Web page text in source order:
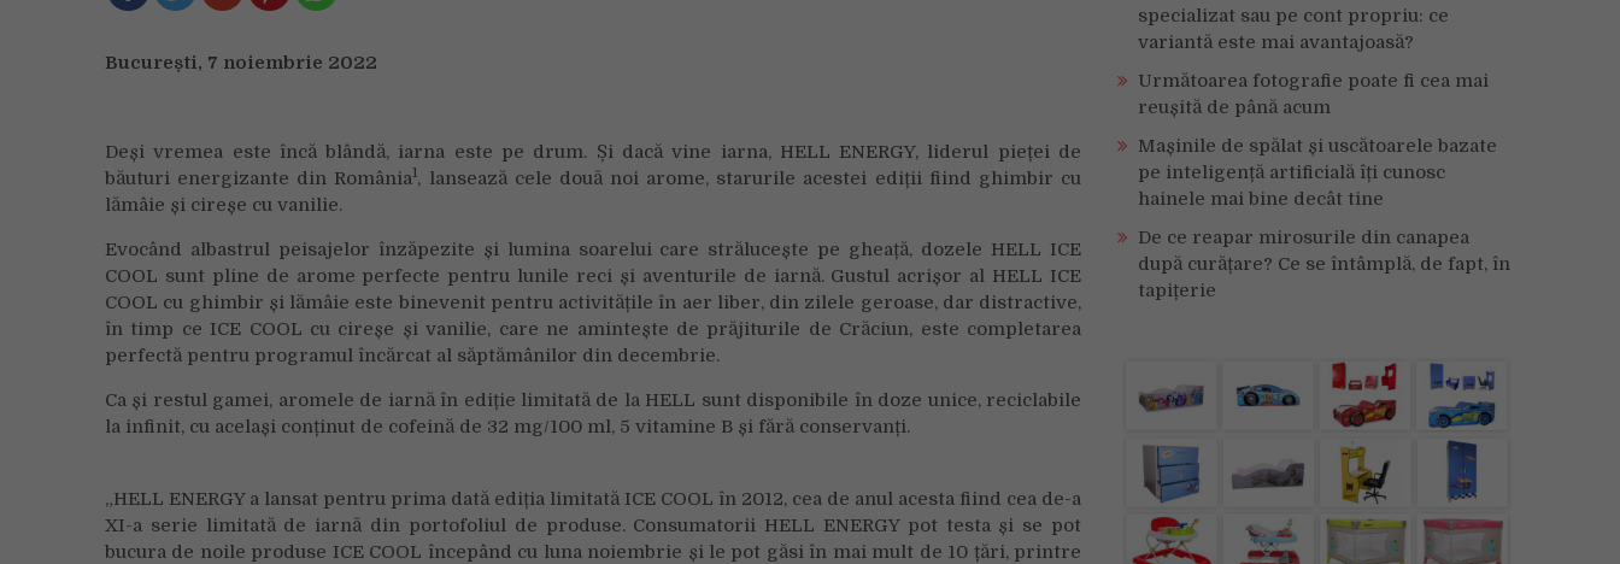
într-
București, 7 noiembrie 2022
Deși vremea este încă blândă, iarna este pe drum. Și dacă vine iarna, HELL ENERGY, liderul pieței de
băuturi energizante din România1, lansează cele două noi arome, starurile acestei ediții fiind ghimbir cu
lămâie și cireșe cu vanilie.
Evocând albastrul peisajelor înzăpezite și lumina soarelui care strălucește pe gheață, dozele HELL ICE
COOL sunt pline de arome perfecte pentru lunile reci și aventurile de iarnă. Gustul acrișor al HELL ICE
COOL cu ghimbir și lămâie este binevenit pentru activitățile în aer liber, din zilele geroase, dar distractive,
în timp ce ICE COOL cu cireșe și vanilie, care ne amintește de prăjiturile de Crăciun, este completarea
perfectă pentru programul încărcat al săptămânilor din decembrie.
Ca și restul gamei, aromele de iarnă în ediție limitată de la HELL sunt disponibile în doze unice, reciclabile
la infinit, cu același conținut de cofeină de 32 mg/100 ml, 5 vitamine B și fără conservanți.
„HELL ENERGY a lansat pentru prima dată ediția limitată ICE COOL în 2012, cea de anul acesta fiind cea de-a
XI-a serie limitată de iarnă din portofoliul de produse. Consumatorii HELL ENERGY pot testa și se pot
bucura de noile produse ICE COOL începând cu luna noiembrie și le pot găsi în mai mult de 10 țări, printre
specializat sau pe cont propriu: ce
variantă este mai avantajoasă?
Următoarea fotografie poate fi cea mai
reușită de până acum
Mașinile de spălat și uscătoarele bazate
pe inteligență artificială îți cunosc
hainele mai bine decât tine
De ce reapar mirosurile din canapea
după curățare? Ce se întâmplă, de fapt, în
tapițerie